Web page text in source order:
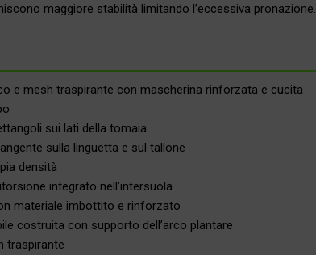
maggiore stabilità limitando l’eccessiva pronazione.
e mesh traspirante con mascherina rinforzata e cucita
sui lati della tomaia
sulla linguetta e sul tallone
densità
integrato nell’intersuola
materiale imbottito e rinforzato
costruita con supporto dell’arco plantare
traspirante